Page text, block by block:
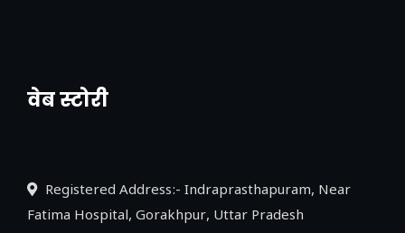
वेब स्टोरी
नया एक्सप्रेसवे: पूर्वांचल का लक, डेवलपमेंट का
Registered Address:- Indraprasthapuram, Near
Fatima Hospital, Gorakhpur, Uttar Pradesh